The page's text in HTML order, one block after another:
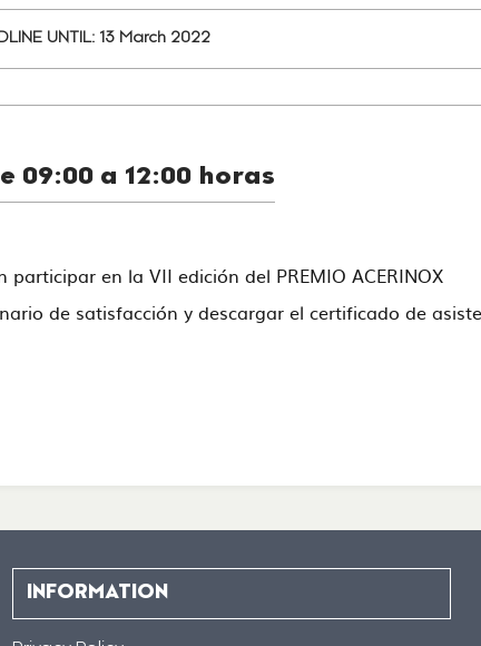
UNTIL: 13 March 2022
09:00 a 12:00 horas
en la VII edición del PREMIO ACERINOX
de satisfacción y descargar el certificado de
INFORMATION